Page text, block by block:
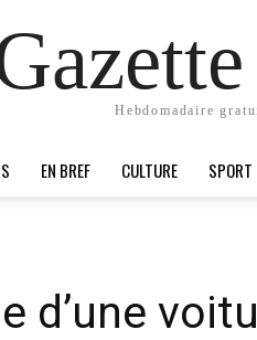
Hebdomadaire
EN BREF CULTURE SPORT
d’une